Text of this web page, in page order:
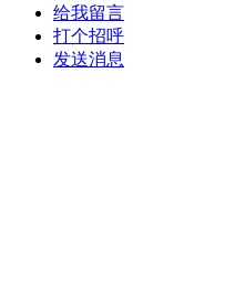
给我留言
打个招呼
发送消息